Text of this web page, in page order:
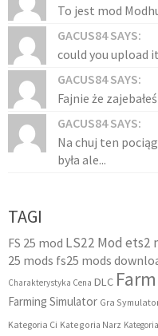
To jest mod
GACUS84 SAYS:
could you upload
GACUS84 SAYS:
Fajnie że
GACUS84 SAYS:
Na chuj ten
była ale...
TAGI
FS 25 mod LS22 Mod ets2
25 mods fs25 mods
Charakterystyka Cena DLC
Farming Simulator Gra
Kategoria Ci Kategoria Narz